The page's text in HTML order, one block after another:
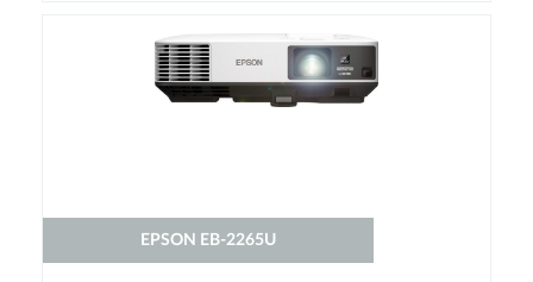
EPSON EB-2265U